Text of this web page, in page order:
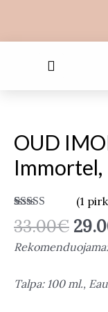
turinio
OUD
Immortel,
Įvertinimas:
4.00iš 5
įvertinimų:
1
(1
33.00€
Talpa: 100 ml.,
OUD
IMORTEL
Oud
Immortel,
EDP